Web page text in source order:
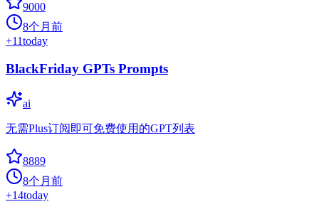
9000
8个月前
+11today
BlackFriday GPTs Prompts
ai
无需Plus订阅即可免费使用的GPT列表
8889
8个月前
+14today